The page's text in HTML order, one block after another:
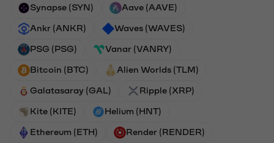
Synapse (SYN) Aave (AAVE)
Ankr (ANKR) Waves (WAVES)
PSG (PSG) Vanar (VANRY)
Bitcoin (BTC) Alien Worlds (TLM)
Galatasaray (GAL) Ripple (XRP)
Kite (KITE) Helium (HNT)
Ethereum (ETH) Render (RENDER)